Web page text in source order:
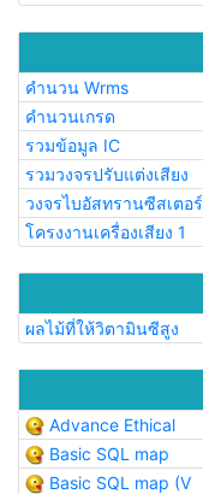
คำนวน Wrms
คำนวนเกรด
รวมข้อมูล IC
รวมวงจรปรับแต่งเสียง
วงจรไบอัสทรานซีสเตอร์
โครงงานเครื่องเสียง 1
ผลไม้ที่ให้วิตามินซีสูง
Advance Ethical
Basic SQL map
Basic SQL map (V